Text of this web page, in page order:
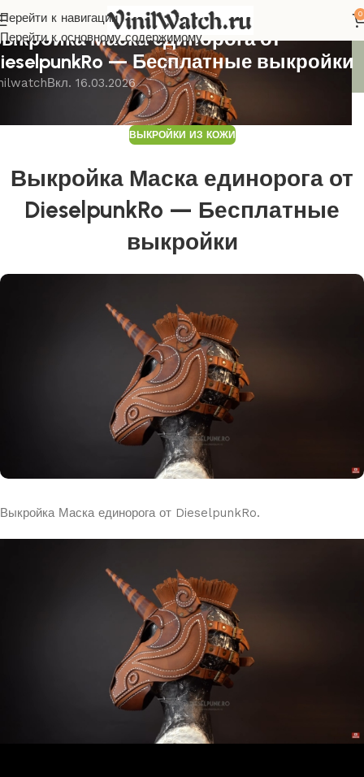
Перейти к навигации
Перейти к основному содержимому
0
ИЗ КОЖИ
Маска единорога от
— Бесплатные выкройки
Вкл. 16.03.2026
ВЫКРОЙКИ ИЗ КОЖИ
Выкройка Маска единорога от
DieselpunkRo — Бесплатные
выкройки
Выкройка Маска единорога от DieselpunkRo.